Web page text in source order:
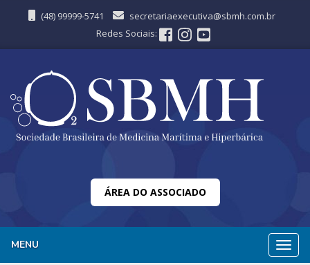
(48) 99999-5741
secretariaexecutiva@sbmh.com.br
Redes Sociais:
ÁREA DO ASSOCIADO
MENU